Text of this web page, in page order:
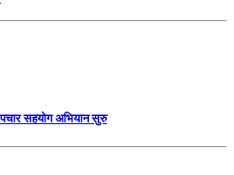
सहयोग अभियान सुरु